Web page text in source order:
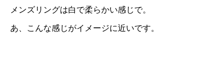
メンズリングは白で柔らかい感じで。
あ、こんな感じがイメージに近いです。